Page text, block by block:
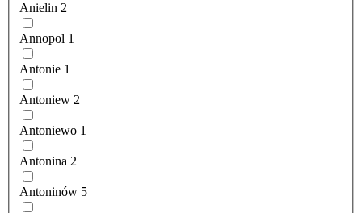
Anielin 2
Annopol 1
Antonie 1
Antoniew 2
Antoniewo 1
Antonina 2
Antoninów 5